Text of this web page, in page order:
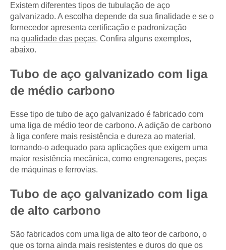
Existem diferentes tipos de tubulação de aço
galvanizado. A escolha depende da sua finalidade e se o
fornecedor apresenta certificação e padronização
na qualidade das peças. Confira alguns exemplos,
abaixo.
Tubo de aço galvanizado com liga
de médio carbono
Esse tipo de tubo de aço galvanizado é fabricado com
uma liga de médio teor de carbono. A adição de carbono
à liga confere mais resistência e dureza ao material,
tornando-o adequado para aplicações que exigem uma
maior resistência mecânica, como engrenagens, peças
de máquinas e ferrovias.
Tubo de aço galvanizado com liga
de alto carbono
São fabricados com uma liga de alto teor de carbono, o
que os torna ainda mais resistentes e duros do que os